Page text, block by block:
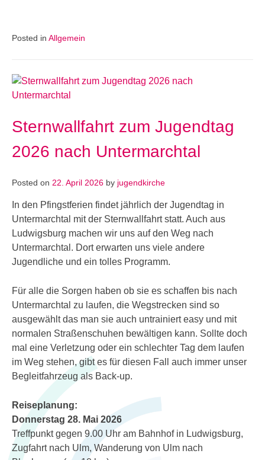
Posted in Allgemein
Sternwallfahrt zum Jugendtag
2026 nach Untermarchtal
Posted on 22. April 2026 by jugendkirche
In den Pfingstferien findet jährlich der Jugendtag in
Untermarchtal mit der Sternwallfahrt statt. Auch aus
Ludwigsburg machen wir uns auf den Weg nach
Untermarchtal. Dort erwarten uns viele andere
Jugendliche und ein tolles Programm.
Für alle die Sorgen haben ob sie es schaffen bis nach
Untermarchtal zu laufen, die Wegstrecken sind so
ausgewählt das man sie auch untrainiert easy und mit
normalen Straßenschuhen bewältigen kann. Sollte doch
mal eine Verletzung oder ein schlechter Tag dem laufen
im Weg stehen, gibt es für diesen Fall auch immer unser
Begleitfahrzeug als Back-up.
Reiseplanung:
Donnerstag 28. Mai 2026
Treffpunkt gegen 9.00 Uhr am Bahnhof in Ludwigsburg,
Zugfahrt nach Ulm, Wanderung von Ulm nach